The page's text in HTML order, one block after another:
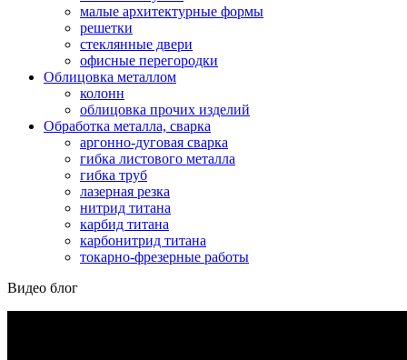
малые архитектурные формы
решетки
стеклянные двери
офисные перегородки
Облицовка металлом
колонн
облицовка прочих изделий
Обработка металла, сварка
аргонно-дуговая сварка
гибка листового металла
гибка труб
лазерная резка
нитрид титана
карбид титана
карбонитрид титана
токарно-фрезерные работы
Видео блог